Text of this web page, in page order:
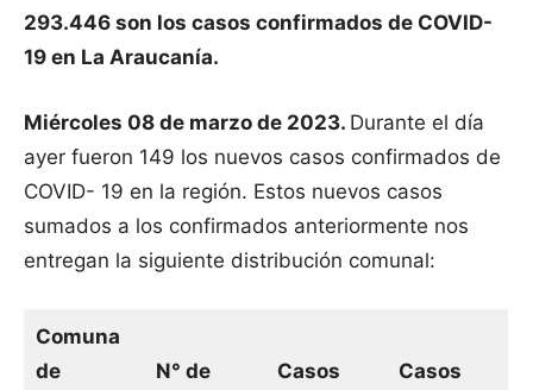
293.446 son los casos confirmados de COVID-
19 en La Araucanía.
Miércoles 08 de marzo de 2023. Durante el día
ayer fueron 149 los nuevos casos confirmados de
COVID- 19 en la región. Estos nuevos casos
sumados a los confirmados anteriormente nos
entregan la siguiente distribución comunal:
Comuna
de
N° de
Casos
Casos